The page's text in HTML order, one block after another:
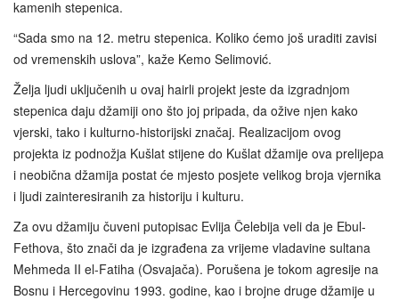
kamenih stepenica.
“Sada smo na 12. metru stepenica. Koliko ćemo još uraditi zavisi
od vremenskih uslova”, kaže Kemo Selimović.
Želja ljudi uključenih u ovaj hairli projekt jeste da izgradnjom
stepenica daju džamiji ono što joj pripada, da ožive njen kako
vjerski, tako i kulturno-historijski značaj. Realizacijom ovog
projekta iz podnožja Kušlat stijene do Kušlat džamije ova prelijepa
i neobična džamija postat će mjesto posjete velikog broja vjernika
i ljudi zainteresiranih za historiju i kulturu.
Za ovu džamiju čuveni putopisac Evlija Čelebija veli da je Ebul-
Fethova, što znači da je izgrađena za vrijeme vladavine sultana
Mehmeda II el-Fatiha (Osvajača). Porušena je tokom agresije na
Bosnu i Hercegovinu 1993. godine, kao i brojne druge džamije u